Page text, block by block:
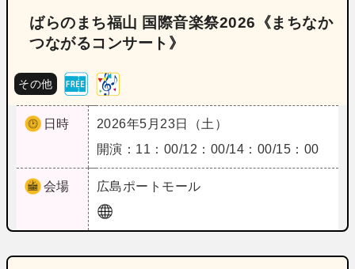
ばらのまち福山 国際音楽祭2026《まちなか
つながるコンサート》
その他
日時
2026年5月23日（土）
開演：11：00/12：00/14：00/15：00
会場 広島ポートモール